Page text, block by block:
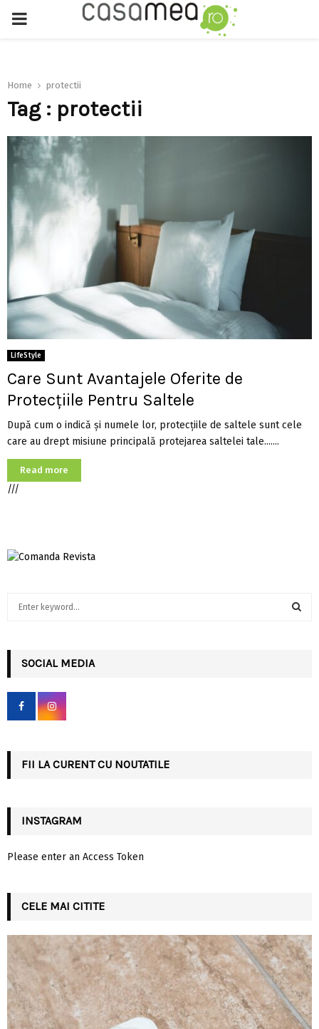
PRIMARY
Home protectii
Tag : protectii
LifeStyle
Care Sunt Avantajele Oferite de
Protecțiile Pentru Saltele
După cum o indică și numele lor, protecțiile de saltele sunt cele
care au drept misiune principală protejarea saltelei tale.......
Read more
///
h
f
r
SOCIAL MEDIA
FII LA CURENT CU NOUTATILE
INSTAGRAM
Please enter an Access Token
CELE MAI CITITE